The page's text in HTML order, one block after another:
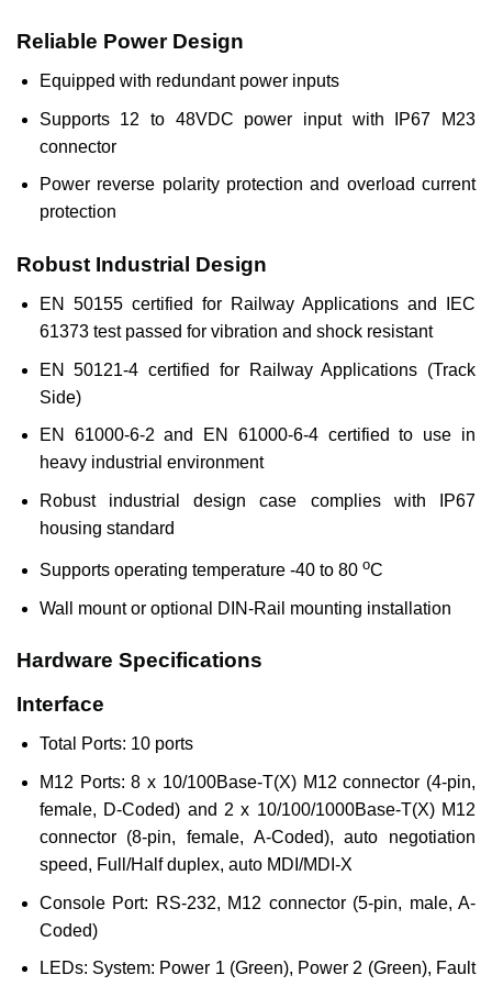
Reliable Power Design
Equipped with redundant power inputs
Supports 12 to 48VDC power input with IP67 M23
connector
Power reverse polarity protection and overload current
protection
Robust Industrial Design
EN 50155 certified for Railway Applications and IEC
61373 test passed for vibration and shock resistant
EN 50121-4 certified for Railway Applications (Track
Side)
EN 61000-6-2 and EN 61000-6-4 certified to use in
heavy industrial environment
Robust industrial design case complies with IP67
housing standard
Supports operating temperature -40 to 80 oC
Wall mount or optional DIN-Rail mounting installation
Hardware Specifications
Interface
Total Ports: 10 ports
M12 Ports: 8 x 10/100Base-T(X) M12 connector (4-pin,
female, D-Coded) and 2 x 10/100/1000Base-T(X) M12
connector (8-pin, female, A-Coded), auto negotiation
speed, Full/Half duplex, auto MDI/MDI-X
Console Port: RS-232, M12 connector (5-pin, male, A-
Coded)
LEDs: System: Power 1 (Green), Power 2 (Green), Fault